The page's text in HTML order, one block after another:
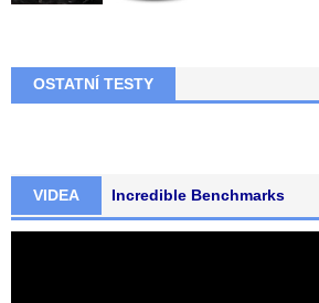
OSTATNÍ TESTY
VIDEA Incredible Benchmarks